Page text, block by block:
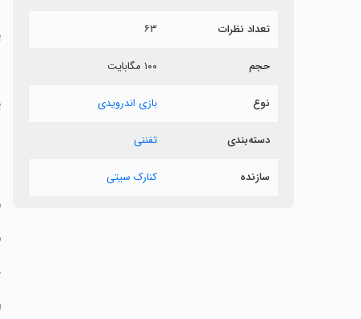
تعداد نظرات ۶۳
حجم ۱۰۰ مگابایت
نوع بازی اندرویدی
دسته‌بندی تفننی
سازنده کنارک سیتی